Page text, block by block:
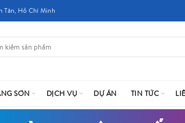
Tân, Hồ Chí Minh
SƠN DỊCH VỤ DỰ ÁN TIN TỨC